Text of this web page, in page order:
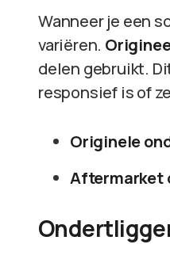
Wanneer je een
variëren.
delen gebruikt.
responsief is of
Originele
Aftermarket